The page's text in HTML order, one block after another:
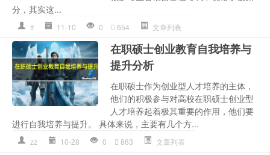
分，其实这...
tf 11-10 0 654 文章列表
在职硕士创业教育自我培养与
提升分析
在职硕士作为创业型人才培养的主体，
他们的积极参与对高校在职硕士创业型
人才培养起着极其重要的作用，他们要
进行自我培养与提升。 具体来说，主要有几个方...
zz 10-28 0 863 文章列表